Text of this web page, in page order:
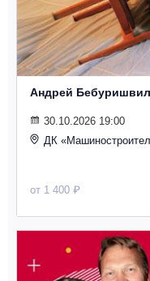
Андрей
30.10.2026 19:00
ДК
от 1 400 ₽